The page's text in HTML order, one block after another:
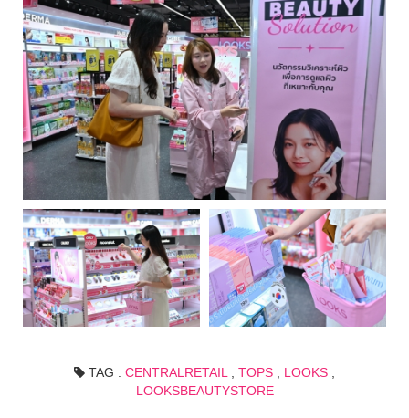
TAG : CENTRALRETAIL TOPS LOOKS
LOOKSBEAUTYSTORE